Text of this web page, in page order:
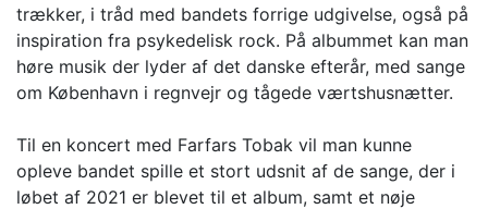
trækker, i tråd med bandets forrige udgivelse, også på
inspiration fra psykedelisk rock. På albummet kan man
høre musik der lyder af det danske efterår, med sange
om København i regnvejr og tågede værtshusnætter.
Til en koncert med Farfars Tobak vil man kunne
opleve bandet spille et stort udsnit af de sange, der i
løbet af 2021 er blevet til et album, samt et nøje